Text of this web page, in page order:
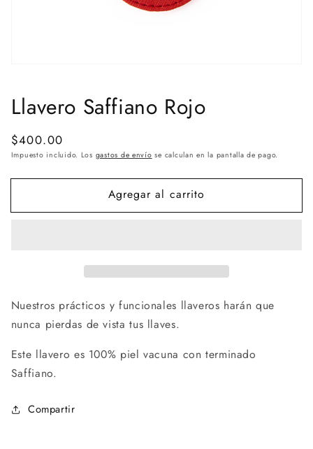
Llavero Saffiano Rojo
Precio
habitual
$400.00
Impuesto incluido. Los gastos de envío se calculan en la pantalla de pago.
Agregar al carrito
Nuestros prácticos y funcionales llaveros harán que
nunca pierdas de vista tus llaves.
Este llavero es 100% piel vacuna con terminado
Saffiano.
Compartir